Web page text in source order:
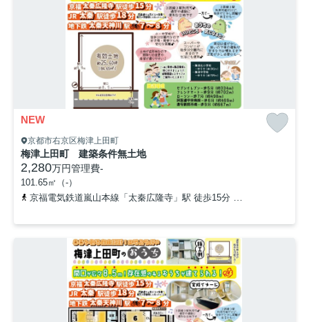
NEW
京都市右京区梅津上田町
梅津上田町 建築条件無土地
2,280万円管理費-
101.65㎡（-）
京福電気鉄道嵐山本線「太秦広隆寺」駅 徒歩15分